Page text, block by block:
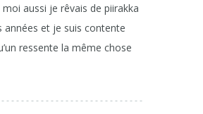
aussi je rêvais de piirakka
années et je suis contente
ressente la même chose